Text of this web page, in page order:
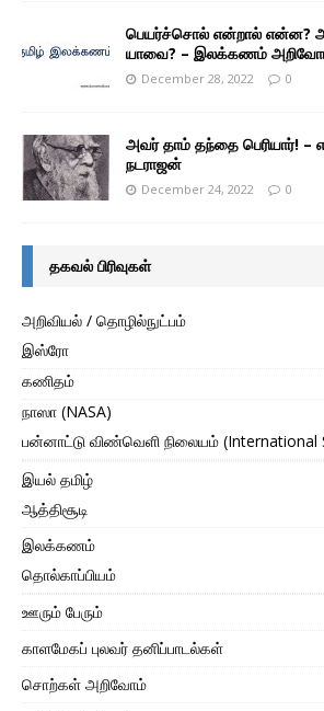
பெயர்ச்சொல் என்றால்
யாவை? – இலக்கணம்
December 28, 2022 0
அவர் தாம் தந்தை பெரியார்! –
நடராஜன்
December 24, 2022 0
தகவல் பிரிவுகள்
அறிவியல் / தொழில்நுட்பம்
இஸ்ரோ
கணிதம்
நாஸா (NASA)
பன்னாட்டு விண்வெளி நிலையம் (International
இயல் தமிழ்
ஆத்திசூடி
இலக்கணம்
தொல்காப்பியம்
ஊரும் பேரும்
காளமேகப் புலவர் தனிப்பாடல்கள்
சொற்கள் அறிவோம்